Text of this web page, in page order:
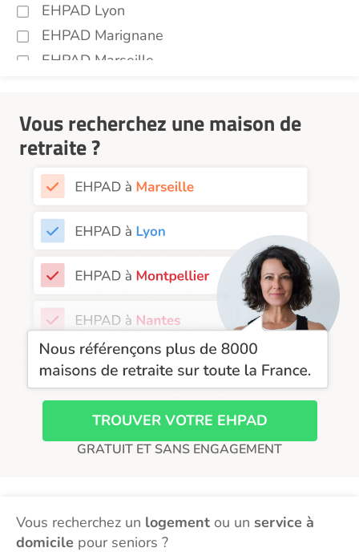
EHPAD Lyon
EHPAD Marignane
EHPAD Marseille
EHPAD Nice
EHPAD Paris
EHPAD Royan
EHPAD Toulouse
EHPAD Tours
EHPAD Troyes
Recherche par ville
Vous recherchez une maison de
retraite ?
TROUVER VOTRE EHPAD
GRATUIT ET SANS ENGAGEMENT
Vous recherchez un logement ou un service à
domicile pour seniors ?